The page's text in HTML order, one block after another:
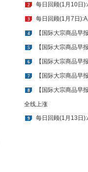
2 每日回顾(1月10日
3 每日回顾(1月7日
4 【国际大宗商品早
5 【国际大宗商品早
6 【国际大宗商品早
7 【国际大宗商品早
8 【国际大宗商品早
全线上涨
9 每日回顾(1月13日